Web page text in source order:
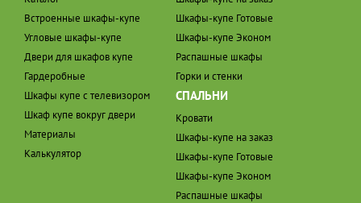
Встроенные шкафы-купе
Угловые шкафы-купе
Двери для шкафов купе
Гардеробные
Шкафы купе с телевизором
Шкаф купе вокруг двери
Материалы
Калькулятор
Шкафы-купе Готовые
Шкафы-купе Эконом
Распашные шкафы
Горки и стенки
СПАЛЬНИ
Кровати
Шкафы-купе на заказ
Шкафы-купе Готовые
Шкафы-купе Эконом
Распашные шкафы